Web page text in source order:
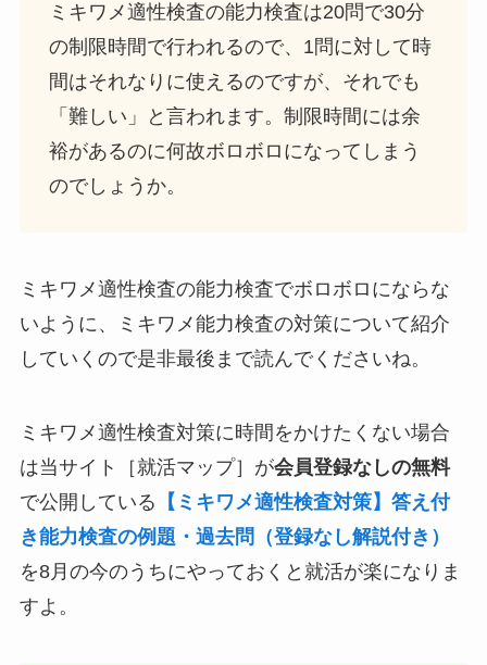
ミキワメ適性検査の能力検査は20問で30分
の制限時間で行われるので、1問に対して時
間はそれなりに使えるのですが、それでも
「難しい」と言われます。制限時間には余
裕があるのに何故ボロボロになってしまう
のでしょうか。
ミキワメ適性検査の能力検査でボロボロにならな
いように、ミキワメ能力検査の対策について紹介
していくので是非最後まで読んでくださいね。
ミキワメ適性検査対策に時間をかけたくない場合
は当サイト［就活マップ］が会員登録なしの無料
で公開している 【ミキワメ適性検査対策】答え付
き能力検査の例題・過去問（登録なし解説付き）
を8月の今のうちにやっておくと就活が楽になりま
すよ。